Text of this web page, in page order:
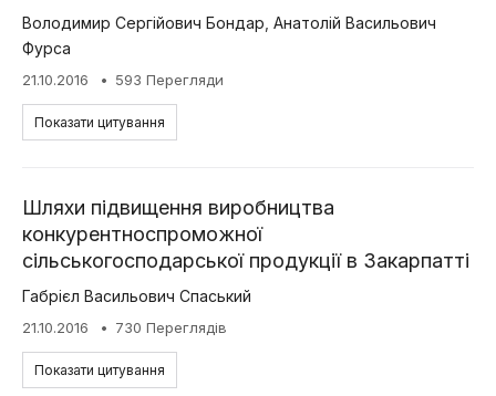
Володимир Сергійович Бондар Анатолій Васильович
Фурса
21.10.2016 593 Перегляди
Показати цитування
Шляхи підвищення виробництва
конкурентноспроможної
сільськогосподарської продукції в Закарпатті
Габрієл Васильович Спаський
21.10.2016 730 Переглядів
Показати цитування